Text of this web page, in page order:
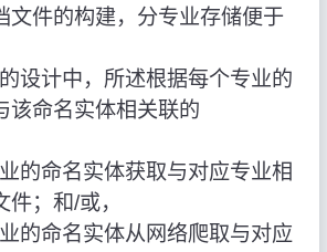
文件的构建，分专业存储便于
设计中，所述根据每个专业的
该命名实体相关联的
的命名实体获取与对应专业相
；和/或，
的命名实体从网络爬取与对应